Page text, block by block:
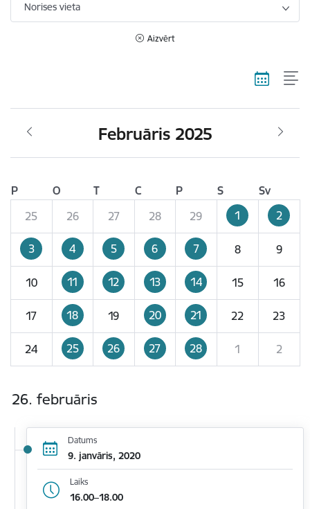
Norises vieta
Aizvērt
Februāris 2025
P O T C P S
Sv
25
26 27 28 29 1 2
3 4 5 6 7 8 9
10 11 12 13 14 15 16
17 18 19 20 21 22 23
24 25 26 27 28 1 2
26. februāris
Datums
9. janvāris, 2020
Laiks
16.00–18.00